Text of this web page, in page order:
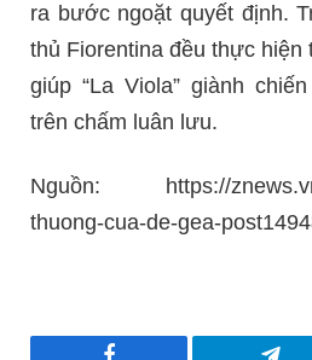
ra bước ngoặt quyết định.
thủ Fiorentina đều thực hiện
giúp “La Viola” giành
trên chấm luân lưu.
Nguồn: https://znews.vn/
thuong-cua-de-gea-